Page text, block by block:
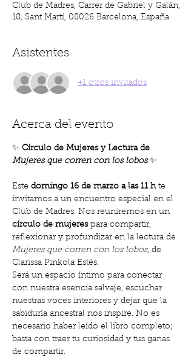
Club de Madres, Carrer de Gabriel y Galán,
18, Sant Martí, 08026 Barcelona, España
Asistentes
+1 otros invitados
Acerca del evento
✨ Círculo de Mujeres y Lectura de
Mujeres que corren con los lobos ✨
Este domingo 16 de marzo a las 11 h te
invitamos a un encuentro especial en el
Club de Madres. Nos reuniremos en un
círculo de mujeres para compartir,
reflexionar y profundizar en la lectura de
Mujeres que corren con los lobos, de
Clarissa Pinkola Estés.
Será un espacio íntimo para conectar
con nuestra esencia salvaje, escuchar
nuestras voces interiores y dejar que la
sabiduría ancestral nos inspire. No es
necesario haber leído el libro completo;
basta con traer tu curiosidad y tus ganas
de compartir.